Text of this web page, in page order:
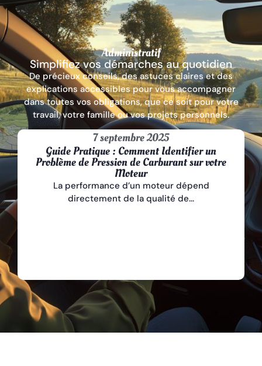
Administratif
Simplifiez vos démarches au quotidien
De précieux conseils, des astuces claires et des
explications accessibles pour vous accompagner
dans toutes vos obligations, que ce soit pour votre
travail, votre famille ou vos projets personnels.
7 septembre 2025
Guide Pratique : Comment Identifier un
Problème de Pression de Carburant sur votre
Moteur
La performance d’un moteur dépend
directement de la qualité de...